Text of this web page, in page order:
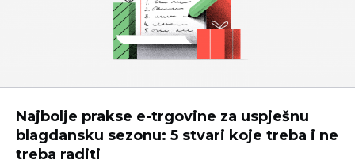
Najbolje prakse e-trgovine za uspješnu
blagdansku sezonu: 5 stvari koje treba i ne
treba raditi